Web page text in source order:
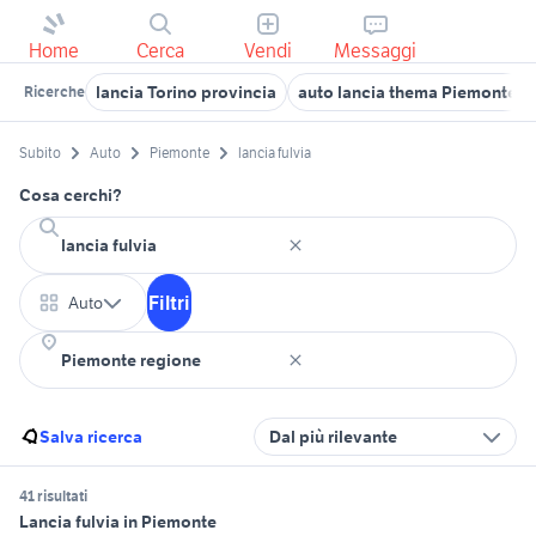
Home Cerca Vendi Messaggi
Ricerche lancia Torino provincia auto lancia thema Piemonte
Subito Auto Piemonte lancia fulvia
Cosa cerchi?
Auto Filtri
Salva ricerca Dal più rilevante
41 risultati
Lancia fulvia in Piemonte